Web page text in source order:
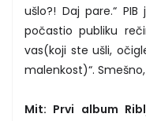
ušlo?! Daj pare.“
počastio publiku
vas(koji ste ušli,
malenkost)“.
Mit: Prvi album